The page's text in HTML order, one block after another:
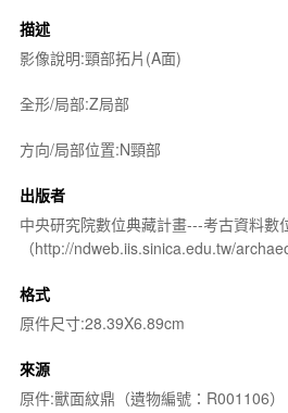
描述
影像說明:頸部拓片(A面)
全形/局部:Z局部
方向/局部位置:N頸部
出版者
中央研究院數位典藏計畫---考古資料數
（http://ndweb.iis.sinica.edu.tw/
格式
原件尺寸:28.39X6.89cm
來源
原件:獸面紋鼎（遺物編號：R001106）